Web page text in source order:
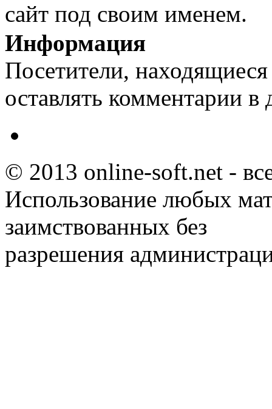
сайт под своим именем.
Информация
Посетители,
оставлять комментарии в
© 2013 online-soft.net -
Использование любых
заимствованных без
разрешения